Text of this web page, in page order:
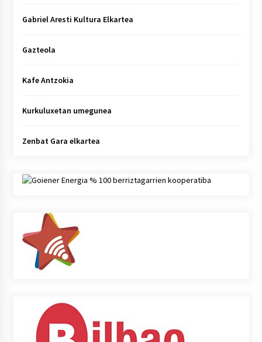
Gabriel Aresti Kultura Elkartea
Gazteola
Kafe Antzokia
Kurkuluxetan umegunea
Zenbat Gara elkartea